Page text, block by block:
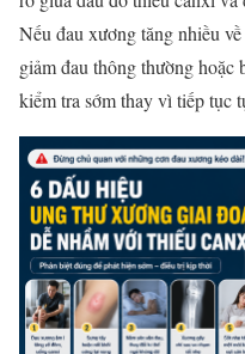
Nếu đau xương tăng nhiều
giảm đau thông thường hoặc
kiểm tra sớm thay vì tiếp tục